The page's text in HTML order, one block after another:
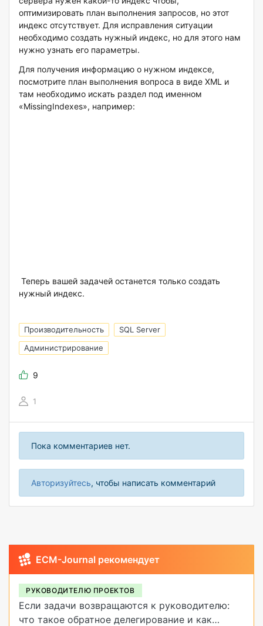
оптимизировать план выполнения запросов, но этот
индекс отсутствует. Для исправления ситуации
необходимо создать нужный индекс, но для этого нам
нужно узнать его параметры.
Для получения информацию о нужном индексе,
посмотрите план выполнения вопроса в виде XML и
там необходимо искать раздел под именном
«MissingIndexes», например:
Теперь вашей задачей останется только создать
нужный индекс.
Производительность
SQL Server
Администрирование
9
1
Пока комментариев нет.
Авторизуйтесь, чтобы написать комментарий
ECM-Journal рекомендует
РУКОВОДИТЕЛЮ ПРОЕКТОВ
Если задачи возвращаются к руководителю:
что такое обратное делегирование и как